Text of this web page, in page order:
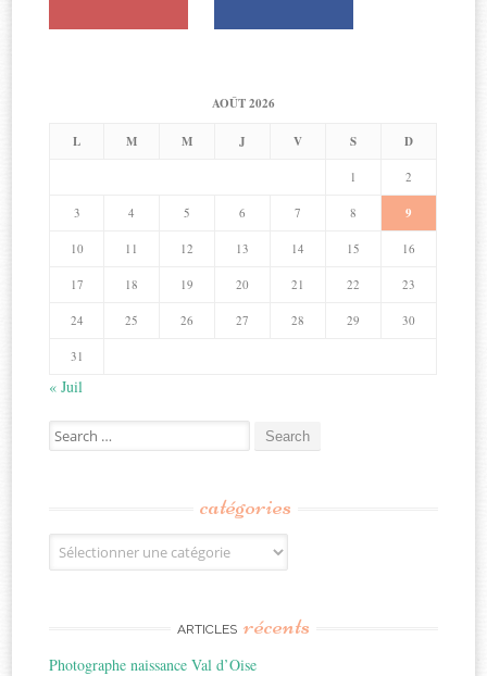
AOÛT 2026
L M M J V S D
1 2
3 4 5 6 7 8 9
10 11 12 13 14 15 16
17 18 19 20 21 22 23
24 25 26 27 28 29 30
31
« Juil
Search
for:
catégories
Catégories
ARTICLES récents
Photographe naissance Val d’Oise